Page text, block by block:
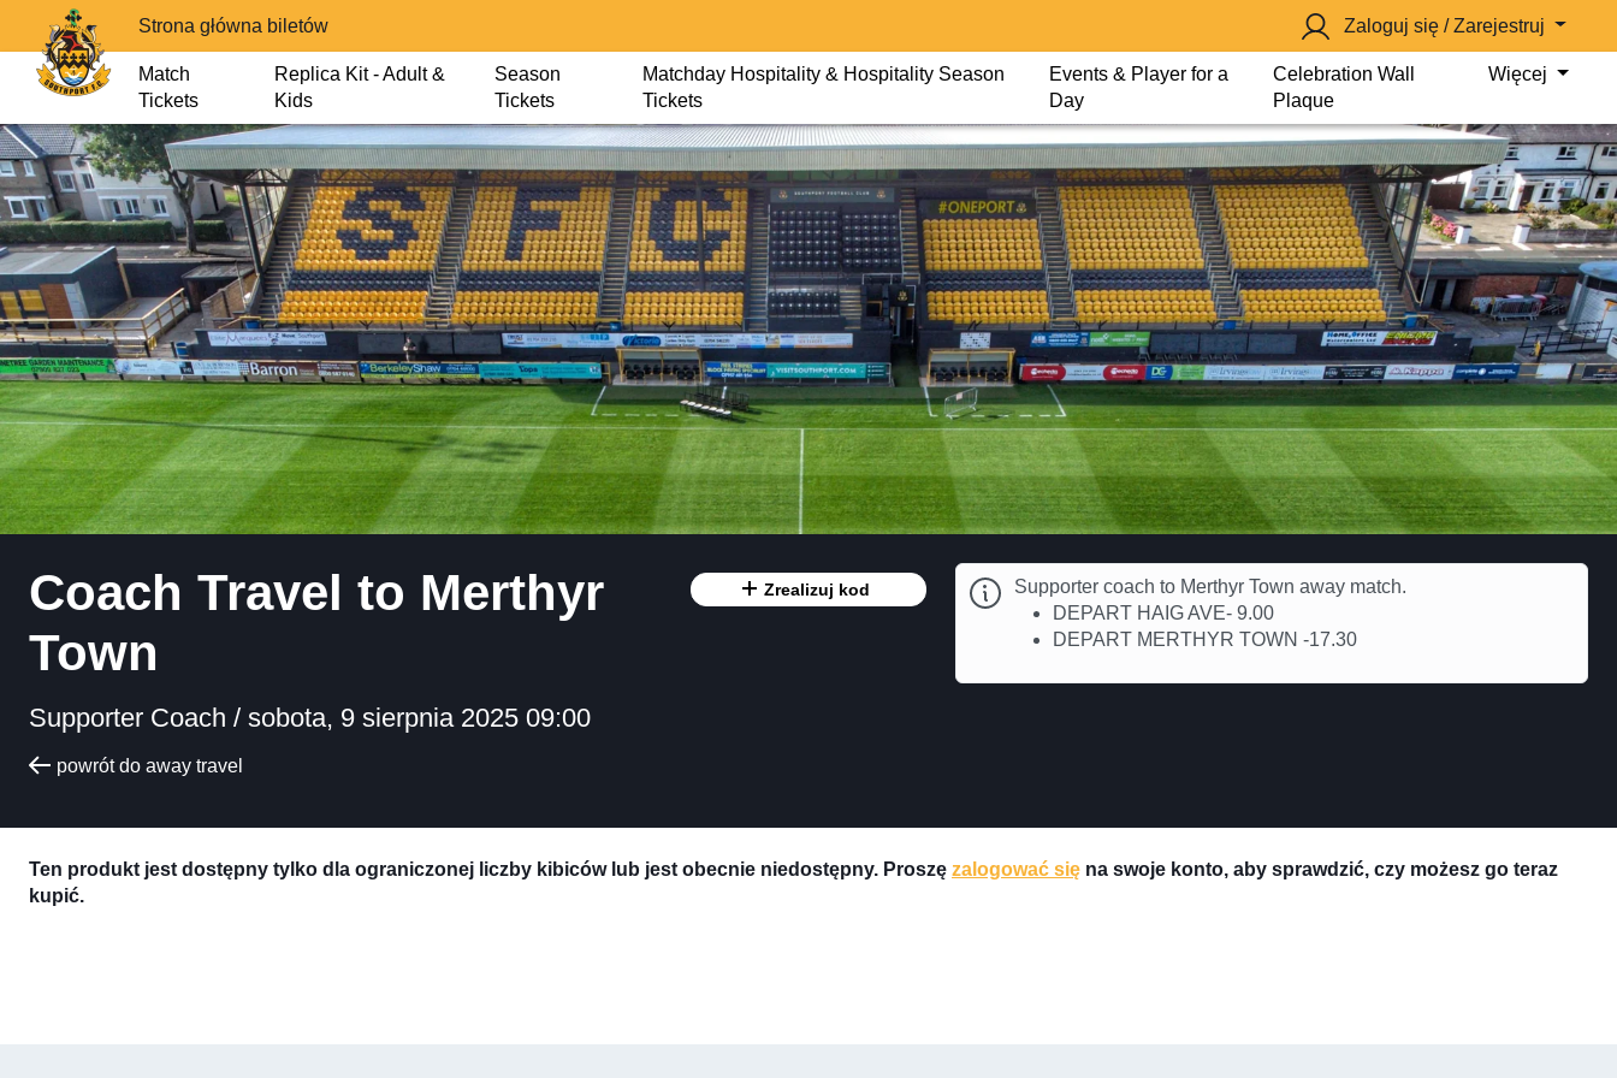
Strona główna biletów Zaloguj się / Zarejestruj
Match
Tickets
Replica Kit - Adult &
Kids
Season
Tickets
Matchday Hospitality & Hospitality Season
Tickets
Events & Player for a
Day
Celebration Wall
Plaque
Więcej
Coach Travel to Merthyr
Town
Supporter Coach / sobota, 9 sierpnia 2025 09:00
powrót do away travel
Zrealizuj kod
Supporter coach to Merthyr Town away match.
DEPART HAIG AVE- 9.00
DEPART MERTHYR TOWN -17.30
Ten produkt jest dostępny tylko dla ograniczonej liczby kibiców lub jest obecnie niedostępny. Proszę zalogować się na swoje konto, aby sprawdzić, czy możesz go teraz
kupić.